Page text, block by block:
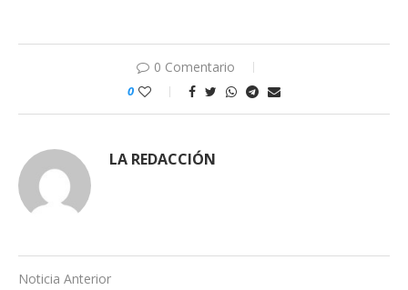
0 Comentario
0
LA REDACCIÓN
Noticia Anterior